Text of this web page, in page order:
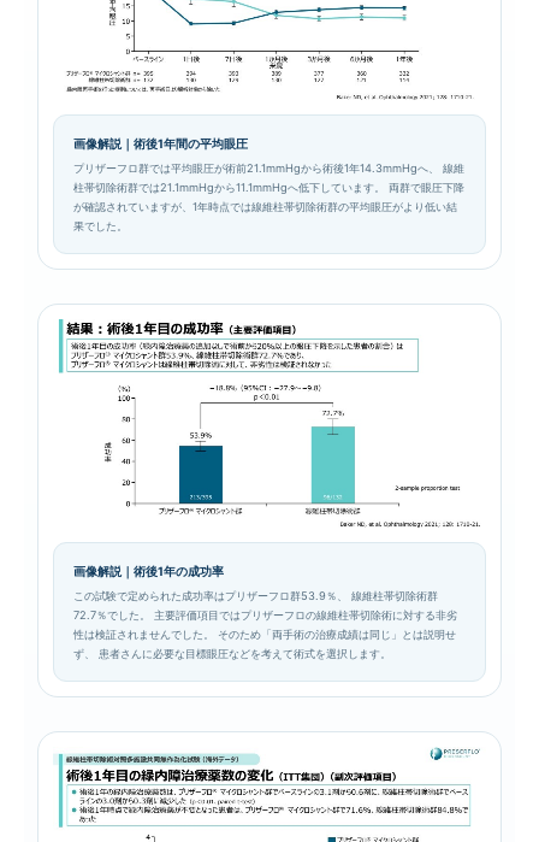
画像解説｜術後1年間の平均眼圧
プリザーフロ群では平均眼圧が術前21.1mmHgから術後1年14.3mmHgへ、 線維
柱帯切除術群では21.1mmHgから11.1mmHgへ低下しています。 両群で眼圧下降
が確認されていますが、1年時点では線維柱帯切除術群の平均眼圧がより低い結
果でした。
画像解説｜術後1年の成功率
この試験で定められた成功率はプリザーフロ群53.9％、 線維柱帯切除術群
72.7％でした。 主要評価項目ではプリザーフロの線維柱帯切除術に対する非劣
性は検証されませんでした。 そのため「両手術の治療成績は同じ」とは説明せ
ず、 患者さんに必要な目標眼圧などを考えて術式を選択します。